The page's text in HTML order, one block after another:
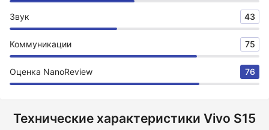
Звук 43
Коммуникации 75
Оценка NanoReview 76
Технические характеристики Vivo S15